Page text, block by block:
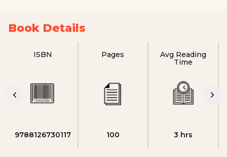
Book Details
ISBN
9788126730117
Pages
100
Avg Reading
Time
3 hrs